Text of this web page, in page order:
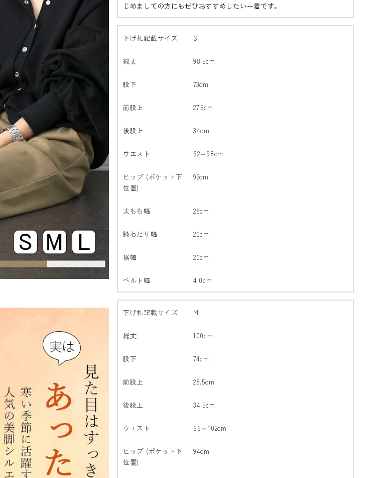
じめましての方にもぜひおすすめしたい一着です。
下げ札記載サイズ S
総丈 98.5cm
股下 73cm
前股上 27.5cm
後股上 34cm
ウエスト 62～98cm
ヒップ (ポケット下
位置)
92cm
太もも幅 28cm
膝わたり幅 20cm
裾幅 20cm
ベルト幅 4.0cm
下げ札記載サイズ M
総丈 100cm
股下 74cm
前股上 28.5cm
後股上 34.5cm
ウエスト 66～102cm
ヒップ (ポケット下
位置)
94cm